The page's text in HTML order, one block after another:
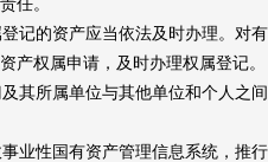
任。
记的资产应当依法及时办理。对
产权属申请，及时办理权属登记。
其所属单位与其他单位和个人之
业性国有资产管理信息系统，推